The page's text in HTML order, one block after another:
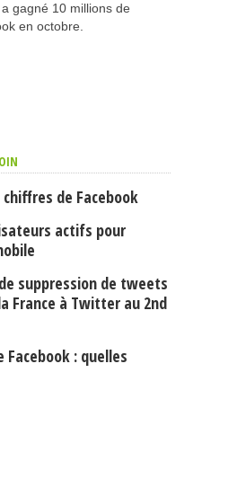
gagné 10 millions de
en octobre.
de Facebook
actifs pour
suppression de tweets
France à Twitter au 2nd
Facebook : quelles